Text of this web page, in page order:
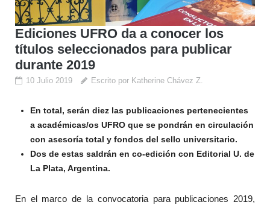
Ediciones UFRO da a conocer los
títulos seleccionados para publicar
durante 2019
10 Julio 2019 Escrito por Katherine Chávez Z.
En total, serán diez las publicaciones pertenecientes
a académicas/os UFRO que se pondrán en circulación
con asesoría total y fondos del sello universitario.
Dos de estas saldrán en co-edición con Editorial U. de
La Plata, Argentina.
En el marco de la convocatoria para publicaciones 2019,